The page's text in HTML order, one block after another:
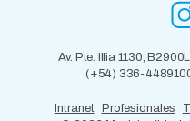
Av. Pte. Illia 1130,
(+54) 336-
Intranet Profesionales